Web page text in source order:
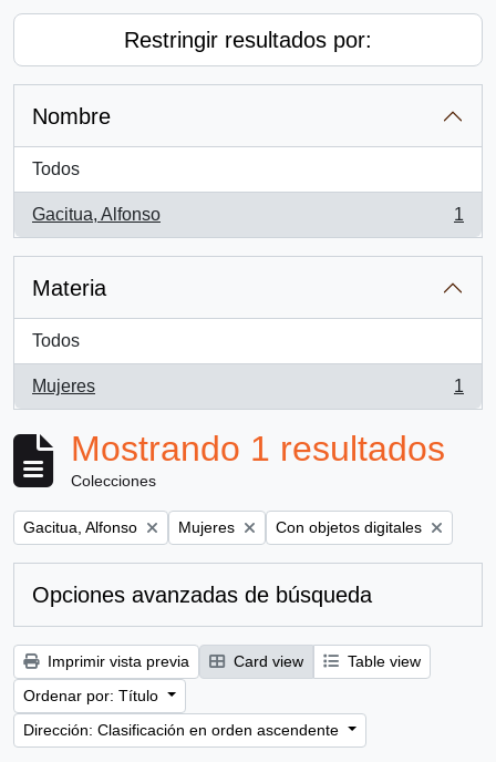
Restringir resultados por:
Nombre
Todos
Gacitua, Alfonso
, 1 resultados
1
Materia
Todos
Mujeres
, 1 resultados
1
Mostrando 1 resultados
Colecciones
Remove filter:
Gacitua, Alfonso Remove filter:
Mujeres Remove filter:
Con objetos digitales
Opciones avanzadas de búsqueda
Imprimir vista previa Card view
Table view
Ordenar por: Título
Dirección: Clasificación en orden ascendente